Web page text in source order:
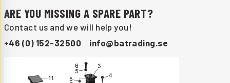
ARE YOU MISSING A SPARE PART?
Contact us and we will help you!
+46 (0) 152-32500
info@batrading.se